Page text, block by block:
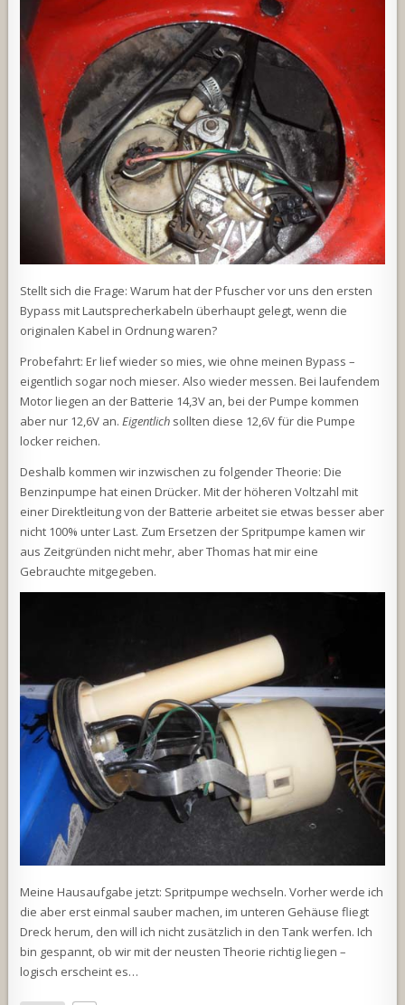
Stellt sich die Frage: Warum hat der Pfuscher vor uns den ersten
Bypass mit Lautsprecherkabeln überhaupt gelegt, wenn die
originalen Kabel in Ordnung waren?
Probefahrt: Er lief wieder so mies, wie ohne meinen Bypass –
eigentlich sogar noch mieser. Also wieder messen. Bei laufendem
Motor liegen an der Batterie 14,3V an, bei der Pumpe kommen
aber nur 12,6V an.Eigentlich sollten diese 12,6V für die Pumpe
locker reichen.
Deshalb kommen wir inzwischen zu folgender Theorie: Die
Benzinpumpe hat einen Drücker. Mit der höheren Voltzahl mit
einer Direktleitung von der Batterie arbeitet sie etwas besser aber
nicht 100% unter Last. Zum Ersetzen der Spritpumpe kamen wir
aus Zeitgründen nicht mehr, aber Thomas hat mir eine
Gebrauchte mitgegeben.
Meine Hausaufgabe jetzt: Spritpumpe wechseln. Vorher werde ich
die aber erst einmal sauber machen, im unteren Gehäuse fliegt
Dreck herum, den will ich nicht zusätzlich in den Tank werfen. Ich
bin gespannt, ob wir mit der neusten Theorie richtig liegen –
logisch erscheint es…